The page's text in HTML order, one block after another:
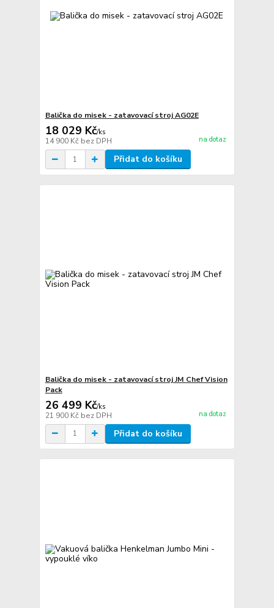
Balička do misek - zatavovací stroj AG02E
18 029 Kč/ks
14 900 Kč bez DPH na dotaz
Přidat do košíku
Balička do misek - zatavovací stroj JM Chef Vision
Pack
26 499 Kč/ks
21 900 Kč bez DPH na dotaz
Přidat do košíku